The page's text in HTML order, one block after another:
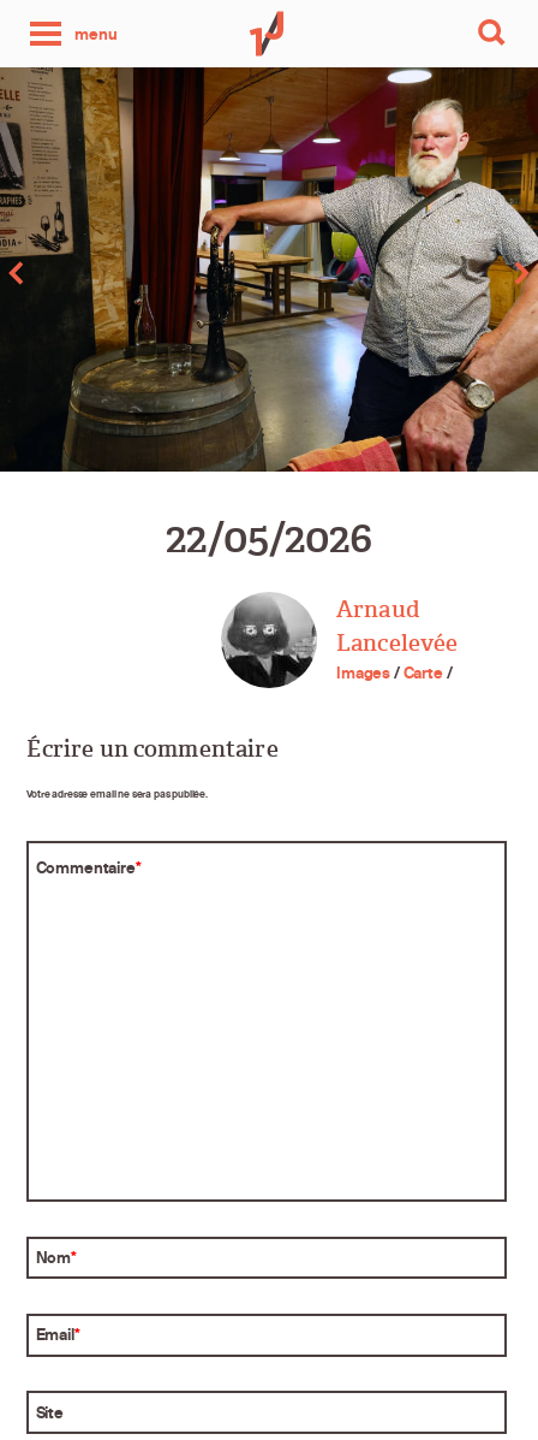
menu
photo
par
jour
22/05/2026
Arnaud
Lancelevée
Images/Carte/
Écrire un commentaire
Votre adresse email ne sera pas publiée.
Commentaire*
Nom*
Email*
Site